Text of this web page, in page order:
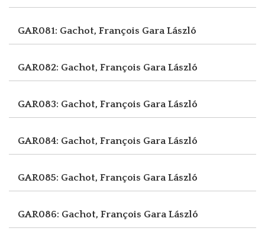
GAR081: Gachot, François Gara László
GAR082: Gachot, François Gara László
GAR083: Gachot, François Gara László
GAR084: Gachot, François Gara László
GAR085: Gachot, François Gara László
GAR086: Gachot, François Gara László